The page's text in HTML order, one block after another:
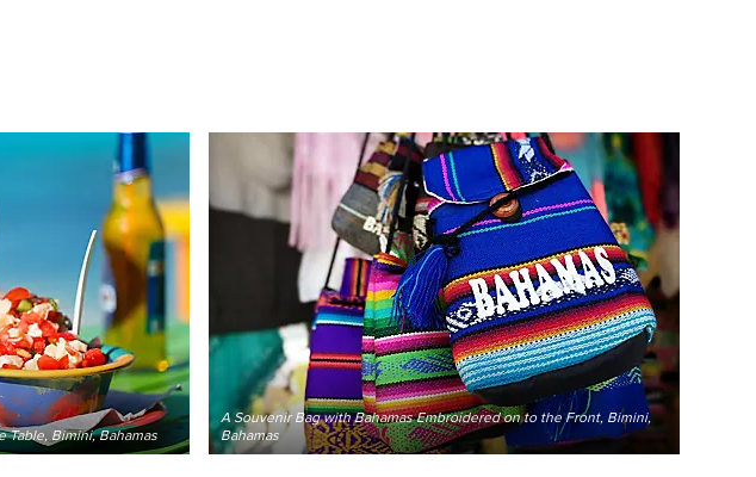
Table, Bimini, Bahamas
A Souvenir Bag with Bahamas Embroidered on to the Front, Bimini,
Bahamas